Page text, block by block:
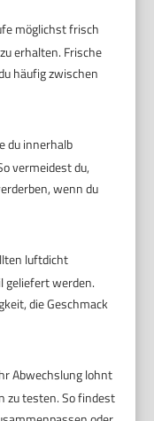
möglichst frisch
erhalten. Frische
häufig zwischen
du innerhalb
vermeidest du,
wenn du
luftdicht
geliefert werden.
die Geschmack
Abwechslung lohnt
zu testen. So findest